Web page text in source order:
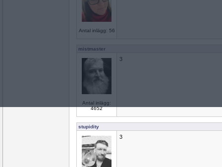
Antal inlägg: 56
mistmaster
Antal inlägg:
4652
3
stupidity
3